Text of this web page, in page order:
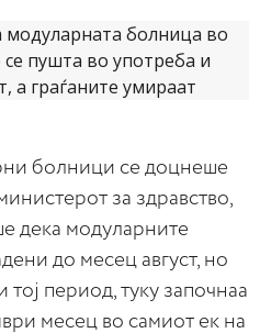
болници се доцнеше
за здравство,
дека модуларните
до месец август, но
период, туку започнаа
месец во самиот ек на